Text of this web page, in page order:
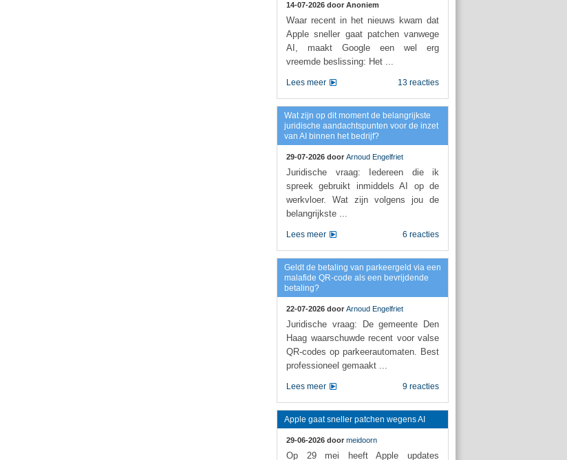
14-07-2026 door Anoniem
Waar recent in het nieuws kwam dat
Apple sneller gaat patchen vanwege
AI, maakt Google een wel erg
vreemde beslissing: Het ...
13 reacties
Lees meer
Wat zijn op dit moment de belangrijkste
juridische aandachtspunten voor de inzet
van AI binnen het bedrijf?
29-07-2026 door Arnoud Engelfriet
Juridische vraag: Iedereen die ik
spreek gebruikt inmiddels AI op de
werkvloer. Wat zijn volgens jou de
belangrijkste ...
6 reacties
Lees meer
Geldt de betaling van parkeergeld via een
malafide QR-code als een bevrijdende
betaling?
22-07-2026 door Arnoud Engelfriet
Juridische vraag: De gemeente Den
Haag waarschuwde recent voor valse
QR-codes op parkeerautomaten. Best
professioneel gemaakt ...
9 reacties
Lees meer
Apple gaat sneller patchen wegens AI
29-06-2026 door meidoorn
Op 29 mei heeft Apple updates